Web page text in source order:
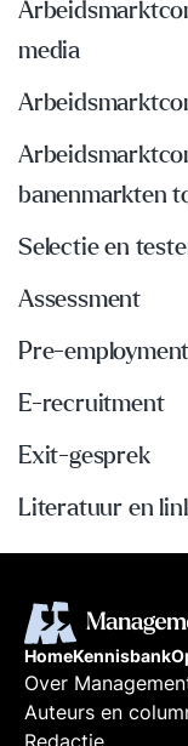
media
banenmarkten
Selectie en
Assessment
Pre-
E-recruitment
Exit-gesprek
Literatuur en
HomeKennisbank
Over
Auteurs en
Redactie